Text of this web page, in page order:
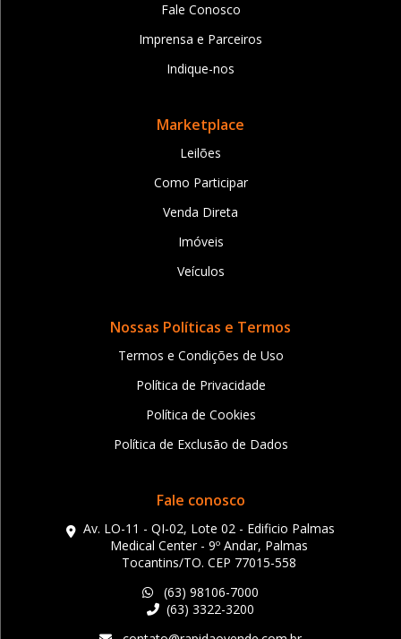
Fale Conosco
Imprensa e Parceiros
Indique-nos
Marketplace
Leilões
Como Participar
Venda Direta
Imóveis
Veículos
Nossas Políticas e Termos
Termos e Condições de Uso
Política de Privacidade
Política de Cookies
Política de Exclusão de Dados
Fale conosco
Av. LO-11 - QI-02, Lote 02 - Edificio Palmas
Medical Center - 9º Andar, Palmas
Tocantins/TO. CEP 77015-558
(63) 98106-7000
(63) 3322-3200